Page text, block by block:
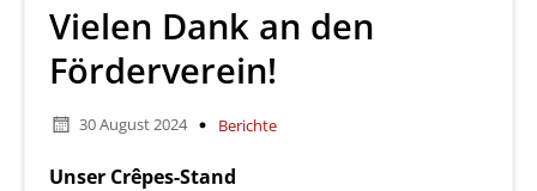
Vielen Dank an den
Förderverein!
30 August 2024 Berichte
Unser Crêpes-Stand